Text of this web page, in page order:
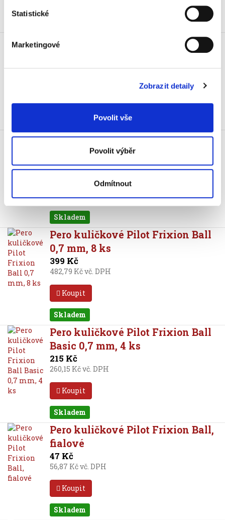
Statistické
Marketingové
Zobrazit detaily
Povolit vše
Povolit výběr
Odmítnout
Pero kuličkové Pilot Frixion Ball
47 Kč
Pero kuličkové Pilot Frixion Ball
0,7 mm, 4 ks
215 Kč
260,15 Kč vč. DPH
Koupit
Skladem
Pero kuličkové Pilot Frixion Ball
0,7 mm, 8 ks
399 Kč
482,79 Kč vč. DPH
Koupit
Skladem
Pero kuličkové Pilot Frixion Ball
Basic 0,7 mm, 4 ks
215 Kč
260,15 Kč vč. DPH
Koupit
Skladem
Pero kuličkové Pilot Frixion Ball,
fialové
47 Kč
56,87 Kč vč. DPH
Koupit
Skladem